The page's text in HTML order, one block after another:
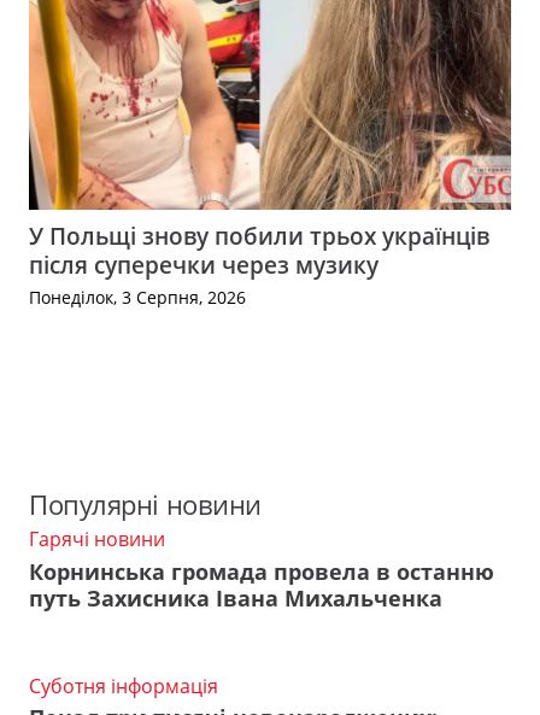
У Польщі знову побили трьох українців
після суперечки через музику
Понеділок, 3 Серпня, 2026
Популярні новини
Гарячі новини
Корнинська громада провела в останню
путь Захисника Івана Михальченка
Суботня інформація